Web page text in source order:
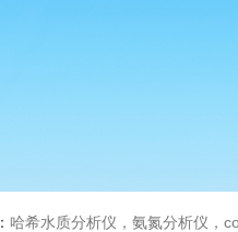
哈希水质分析仪，氨氮分析仪，